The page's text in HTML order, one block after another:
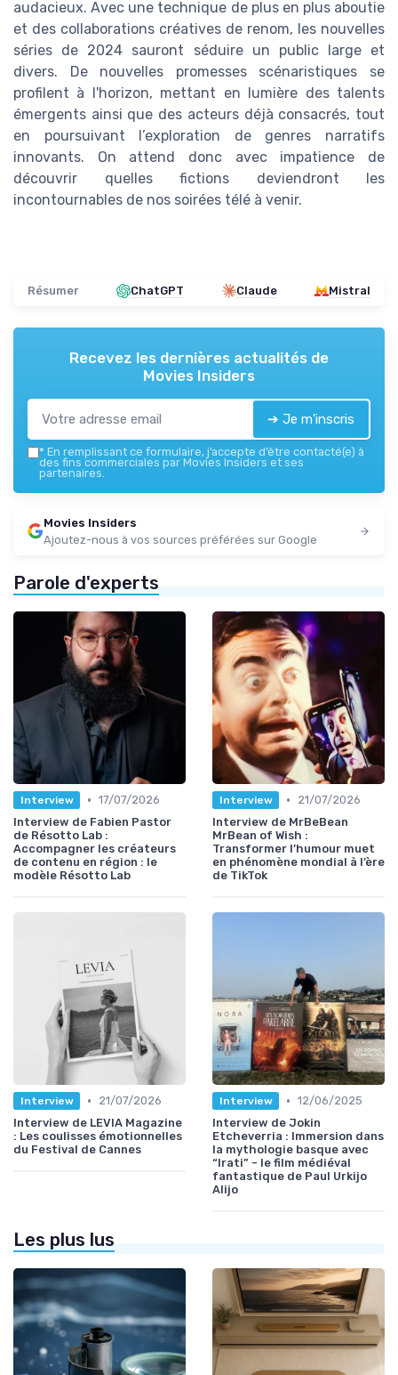
audacieux. Avec une technique de plus en plus aboutie
et des collaborations créatives de renom, les nouvelles
séries de 2024 sauront séduire un public large et
divers. De nouvelles promesses scénaristiques se
profilent à l'horizon, mettant en lumière des talents
émergents ainsi que des acteurs déjà consacrés, tout
en poursuivant l’exploration de genres narratifs
innovants. On attend donc avec impatience de
découvrir quelles fictions deviendront les
incontournables de nos soirées télé à venir.
Résumer ChatGPT Claude Mistral
Recevez les dernières actualités de
Movies Insiders
➔ Je m'inscris
* En remplissant ce formulaire, j’accepte d’être contacté(e) à
des fins commerciales par Movies Insiders et ses
partenaires.
Movies Insiders
Ajoutez-nous à vos sources préférées sur Google
Parole d'experts
Interview • 17/07/2026
Interview de Fabien Pastor
de Résotto Lab :
Accompagner les créateurs
de contenu en région : le
modèle Résotto Lab
Interview •
21/07/2026
Interview de MrBeBean
MrBean of Wish :
Transformer l’humour muet
en phénomène mondial à l’ère
de TikTok
Interview •
21/07/2026
Interview de LEVIA Magazine
: Les coulisses émotionnelles
du Festival de Cannes
Interview • 12/06/2025
Interview de Jokin
Etcheverria : Immersion dans
la mythologie basque avec
“Irati” - le film médiéval
fantastique de Paul Urkijo
Alijo
Les plus lus